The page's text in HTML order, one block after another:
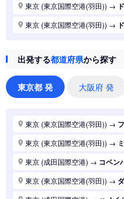
東京 (東京国際空港(羽田)) →
東京 (東京国際空港(羽田)) →
東京 (東京国際空港(羽田))→
東京 (東京国際空港(羽田))
東京 (東京国際空港(羽田))
東京 (東京国際空港(羽田))
東京 (東京国際空港(羽田))
東京 (東京国際空港(羽田))
東京 (東京国際空港(羽田))
東京 (東京国際空港(羽田))
出発する都道府県から探す
東京都 発 大阪府 発
東京 (東京国際空港(羽田)) →
東京 (東京国際空港(羽田)) →
東京 (成田国際空港) → コペン
東京 (東京国際空港(羽田)) →